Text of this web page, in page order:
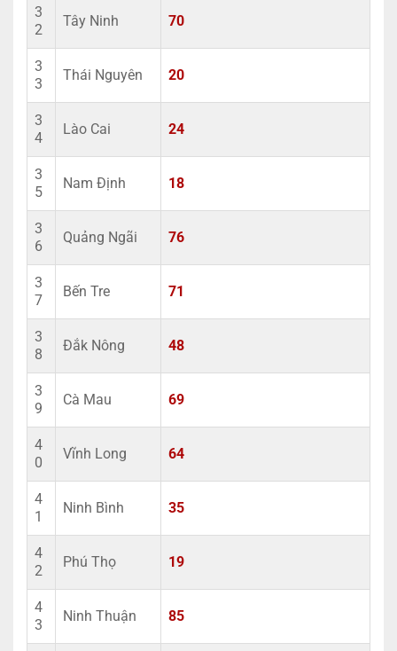
3
2
Tây Ninh 70
3
3
Thái Nguyên 20
3
4
Lào Cai 24
3
5
Nam Định 18
3
6
Quảng Ngãi 76
3
7
Bến Tre 71
3
8
Đắk Nông 48
3
9
Cà Mau 69
4
0
Vĩnh Long 64
4
1
Ninh Bình 35
4
2
Phú Thọ 19
4
3
Ninh Thuận 85